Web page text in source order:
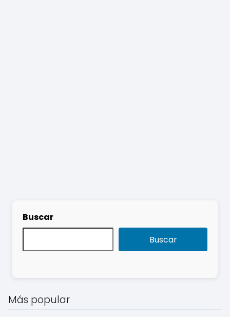
Buscar
Buscar
Más popular